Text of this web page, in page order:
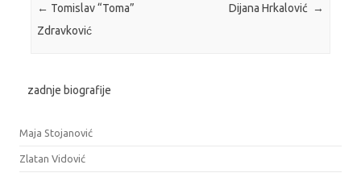
← Tomislav “Toma”
Zdravković
Dijana Hrkalović →
zadnje biografije
Maja Stojanović
Zlatan Vidović